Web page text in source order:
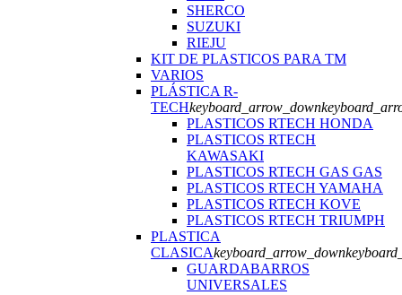
SHERCO
SUZUKI
RIEJU
KIT DE PLASTICOS PARA TM
VARIOS
PLÁSTICA R-
TECHkeyboard_arrow_down
PLASTICOS RTECH HONDA
PLASTICOS RTECH
KAWASAKI
PLASTICOS RTECH GAS GAS
PLASTICOS RTECH YAMAHA
PLASTICOS RTECH KOVE
PLASTICOS RTECH TRIUMPH
PLASTICA
CLASICAkeyboard_arrow_down
GUARDABARROS
UNIVERSALES